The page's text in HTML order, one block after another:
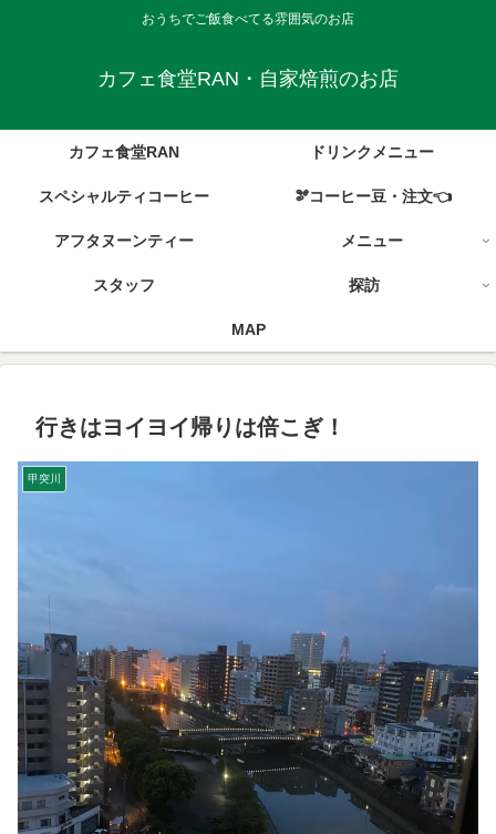
おうちでご飯食べてる雰囲気のお店
カフェ食堂RAN・自家焙煎のお店
カフェ食堂RAN ドリンクメニュー
スペシャルティコーヒー 🫘コーヒー豆・注文👈
アフタヌーンティー メニュー
スタッフ 探訪
MAP
行きはヨイヨイ帰りは倍こぎ！
甲突川